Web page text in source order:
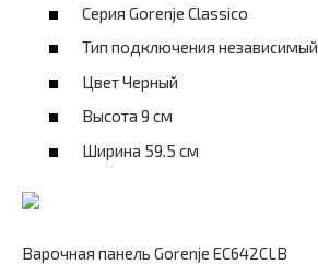
Серия Gorenje Classico
Тип подключения независимый
Цвет Черный
Высота 9 см
Ширина 59.5 см
Варочная панель Gorenje EC642CLB